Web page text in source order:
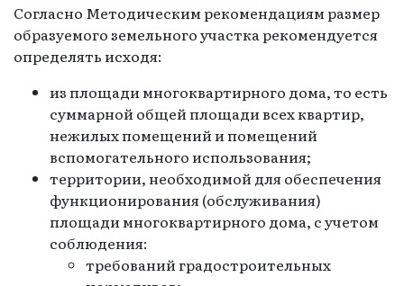
Согласно Методическим рекомендациям размер
образуемого земельного участка рекомендуется
определять исходя:
из площади многоквартирного дома, то есть
суммарной общей площади всех квартир,
нежилых помещений и помещений
вспомогательного использования;
территории, необходимой для обеспечения
функционирования (обслуживания)
площади многоквартирного дома, с учетом
соблюдения:
требований градостроительных